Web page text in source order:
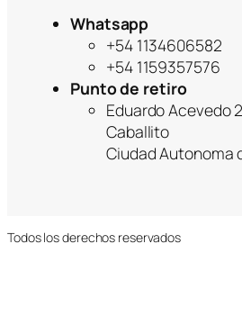
Whatsapp
+54 1134606582
+54 1159357576
Punto de retiro
Eduardo Acevedo
Caballito
Ciudad Autonoma
Todos los derechos reservados